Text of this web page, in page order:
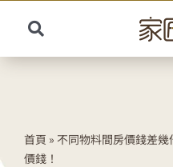
content
Toggle
Navigation
Search
首頁 » 不同物料間房價錢差
價錢！